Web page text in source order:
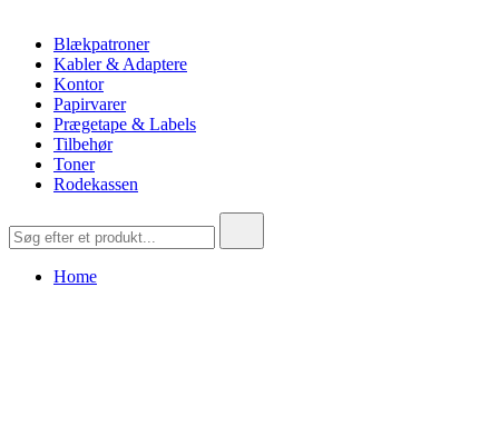
Blækpatroner
Kabler & Adaptere
Kontor
Papirvarer
Prægetape & Labels
Tilbehør
Toner
Rodekassen
efter:
Home